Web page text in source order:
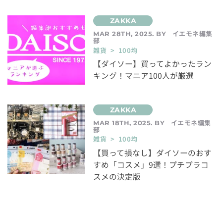
MAR 28TH, 2025. BY イエモネ編集
部
雑貨 > 100均
【ダイソー】買ってよかったラン
キング！マニア100人が厳選
MAR 18TH, 2025. BY イエモネ編集
部
雑貨 > 100均
【買って損なし】ダイソーのおす
すめ「コスメ」9選！プチプラコ
スメの決定版